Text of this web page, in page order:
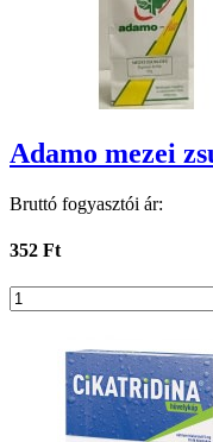
Adamo mezei
Bruttó fogyasztói ár:
352 Ft